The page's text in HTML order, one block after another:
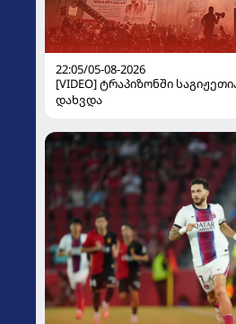
22:05/05-08-2026
[VIDEO] ტრაპიზონში
დახვდა